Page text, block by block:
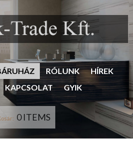
RÓLUNK
HÍREK
KAPCSOLAT GYIK
0 ITEMS